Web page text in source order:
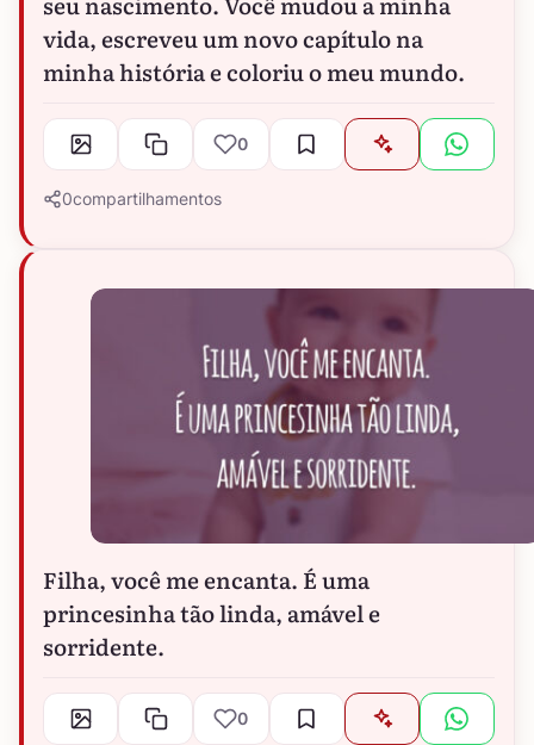
vida, escreveu um novo capítulo na
minha história e coloriu o meu mundo.
0
0compartilhamentos
Filha, você me encanta. É uma
princesinha tão linda, amável e
sorridente.
0